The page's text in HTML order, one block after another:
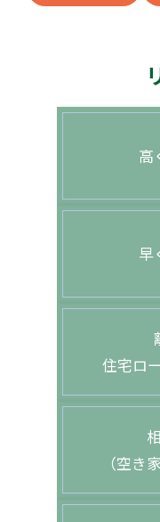
高
早
住宅ロ
（空き